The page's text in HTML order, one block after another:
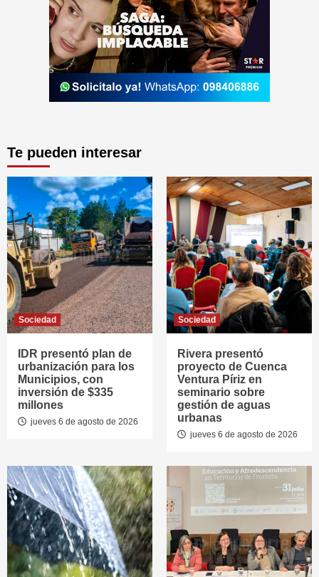
Te pueden interesar
Sociedad
IDR presentó plan de
urbanización para los
Municipios, con
inversión de $335
millones
jueves 6 de agosto de 2026
Sociedad
Rivera presentó
proyecto de Cuenca
Ventura Píriz en
seminario sobre
gestión de aguas
urbanas
jueves 6 de agosto de 2026